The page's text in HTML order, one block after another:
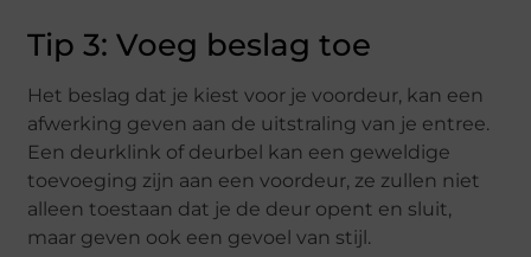
Tip 3: Voeg beslag toe
Het beslag dat je kiest voor je voordeur, kan een
afwerking geven aan de uitstraling van je entree.
Een deurklink of deurbel kan een geweldige
toevoeging zijn aan een voordeur, ze zullen niet
alleen toestaan dat je de deur opent en sluit,
maar geven ook een gevoel van stijl.